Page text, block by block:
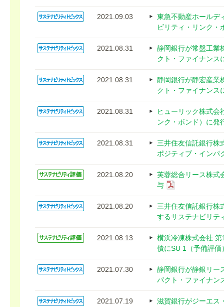
2021.09.03
東急不動産ホールデ
ビリティ・リンク・
2021.08.31
静岡銀行が常盤工業
クト・ファイナンス
2021.08.31
静岡銀行が静宏産業
クト・ファイナンス
2021.08.31
ヒューリック株式
ンク・ボンド）に発
2021.08.31
三井住友信託銀行株
ポジティブ・インパ
2021.08.20
芙蓉総合リース株
与
2021.08.20
三井住友信託銀行株
するサステナビリテ
2021.08.13
横浜冷凍株式会社
債にSU 1（予備評価
2021.07.30
静岡銀行が静銀リー
パクト・ファイナン
2021.07.19
滋賀銀行がジーエス